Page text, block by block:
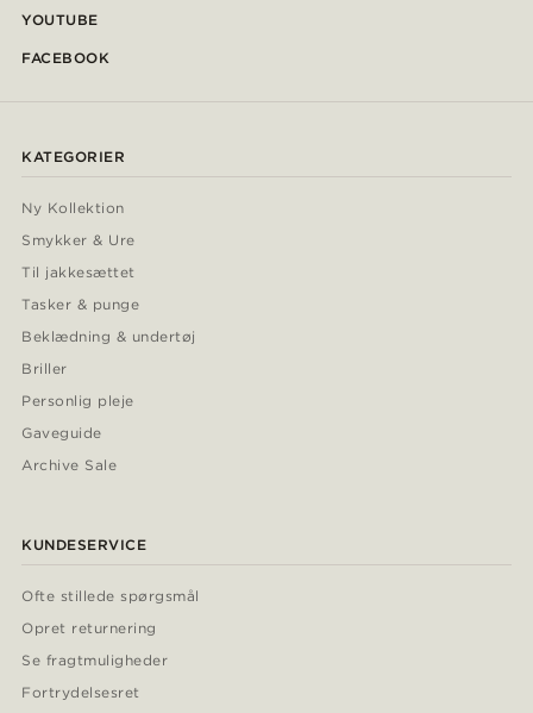
YOUTUBE
FACEBOOK
KATEGORIER
Ny Kollektion
Smykker & Ure
Til jakkesættet
Tasker & punge
Beklædning & undertøj
Briller
Personlig pleje
Gaveguide
Archive Sale
KUNDESERVICE
Ofte stillede spørgsmål
Opret returnering
Se fragtmuligheder
Fortrydelsesret